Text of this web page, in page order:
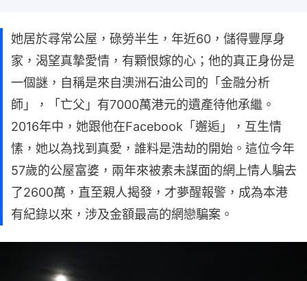
她居於尋常公屋，碌勞半生，年近60，儲得豐厚身
家，渴望真摯愛情，有顆恨嫁的心；他的真正身份是
一個謎，自稱是來自澳洲石油公司的「金融分析
師」，「亡父」有7000萬港元的遺產待他承繼。
2016年中，她跟他在Facebook「邂逅」，互生情
愫，她以為找到真愛，誰料是浩劫的開始。這位今年
57歲的公屋富婆，兩年來被素未謀面的網上情人騙去
了2600萬，直至親人揭發，才夢醒報警，成為本港
有紀錄以來，涉及金額最高的網戀騙案。